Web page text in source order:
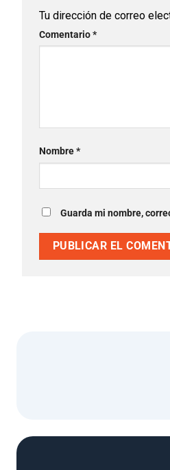
Tu dirección de correo
Comentario*
Nombre*
Guarda mi nombre,